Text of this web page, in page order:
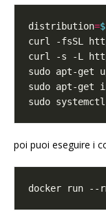
distribution=
curl -s -L
poi puoi eseguire i